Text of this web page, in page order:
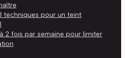
techniques pour un teint
2 fois par semaine pour limiter